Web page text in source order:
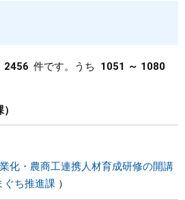
2456 件です。うち
1051 ～ 1080
化・農商工連携人材育成研修の開講
ぐち推進課